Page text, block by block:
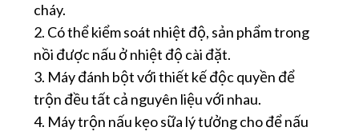
cháy.
2. Có thể kiểm soát nhiệt độ, sản phẩm trong
nồi được nấu ở nhiệt độ cài đặt.
3. Máy đánh bột với thiết kế độc quyền để
trộn đều tất cả nguyên liệu với nhau.
4. Máy trộn nấu kẹo sữa lý tưởng cho để nấu